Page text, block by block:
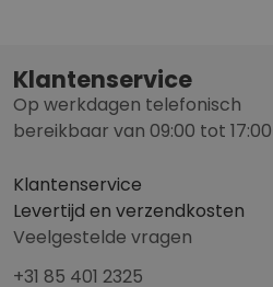
Klantenservice
Op werkdagen telefonisch
bereikbaar van 09:00 tot 17:00
Klantenservice
Levertijd en verzendkosten
Veelgestelde vragen
+31 85 401 2325